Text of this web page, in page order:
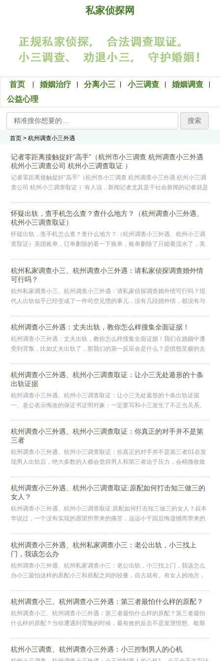
私家侦探网
首页 婚姻治疗 分离小三 小三调查
婚姻调查
公益心理
搜索
首页 > 杭州调查小三外遇
记者零距离接触捉奸“高手”（杭州市小三调查 杭州调查小三外遇
杭州小三调查公司 杭州小三调查取证 ）
记者零距离接触捉奸“高手”（杭州市小三调查 杭州调查小三外遇 杭州小三调
查公司 杭州小三调查取证 ）有人说，新闻记者尤其是干社会新闻的记者就是
怀疑出轨，查手机怎么查？查什么地方？（杭州调查小三外遇、
杭州小三调查取证）
怀疑出轨，查手机怎么查？查什么地方？（杭州调查小三外遇、杭州小三调
查取证）美团账单，订单删除的看一下账单，账单删除了只能看流水了，美
杭州私家调查小三、杭州调查小三外遇：请私家侦探调查婚外情
可行吗？
杭州私家调查小三、杭州调查小三外遇：请私家侦探调查婚外情可行吗？现
代人出轨似乎已经变成了一件司空见惯的事儿，没有几段婚外情，都没有与
杭州调查小三外遇：丈夫出轨，教你怎么样搜集全面证据！
杭州调查小三外遇：丈夫出轨，教你怎么样搜集全面证据！我们在婚姻中遭
受到背叛，比如丈夫出轨了，那我们的第一反应会是什么？是愤怒至极的去
杭州调查小三外遇、杭州小三调查取证：让小三无处遁形的十条
出轨证据
杭州调查小三外遇、杭州小三调查取证：让小三无处遁形的十条出轨证据
一、老公表示悔改的保证书证明对象：一定要写和小三发生了不正当关系。
杭州调查小三外遇、杭州小三调查取证：你真正的对手并不是第
三者
杭州调查小三外遇、杭州小三调查取证：你真正的对手并不是第三者01在发
现男人出轨后，绝大多数的人都会觉得男人和第三者迫于压力，会稍微收敛
杭州调查小三外遇、杭州小三调查取证:原配如何打击知三做三的
女人？
杭州调查小三外遇、杭州小三调查取证:原配如何打击知三做三的女人？叔本
华说过，一个没有实现的愿望所带来的痛苦，远远小于因后悔遗憾而带来的
杭州调查小三外遇、杭州私家调查小三：老公出轨，小三找上
门，我该怎么办
杭州调查小三外遇、杭州私家调查小三：老公出轨，小三找上门，我该怎么
办小三最怕这样的原配小三和原配之间的较量，自古就有。有女人的地方，
杭州调查小三、杭州调查小三外遇：第三者最怕什么样的原配？
杭州调查小三、杭州调查小三外遇：第三者最怕什么样的原配？第三者最怕
什么样的原配？当你遭遇到背叛的时候，最有效的反击不是发泄愤怒、歇斯
杭州小三调查、杭州调查小三外遇：小三控制男人的心机